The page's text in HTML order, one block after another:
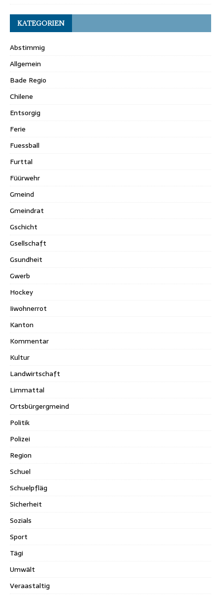
KATEGORIEN
Abstimmig
Allgemein
Bade Regio
Chilene
Entsorgig
Ferie
Fuessball
Furttal
Füürwehr
Gmeind
Gmeindrat
Gschicht
Gsellschaft
Gsundheit
Gwerb
Hockey
Iiwohnerrot
Kanton
Kommentar
Kultur
Landwirtschaft
Limmattal
Ortsbürgergmeind
Politik
Polizei
Region
Schuel
Schuelpfläg
Sicherheit
Sozials
Sport
Tägi
Umwält
Veraastaltig